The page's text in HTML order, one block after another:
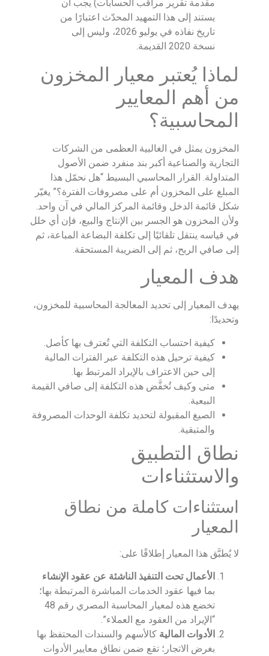
مقدمة تقرير مراقب الحسابات) يجب أن
يستند إلى هذا التمهيد المحدّث اعتبارًا من
تاريخ نفاذه في يوليو 2026، وليس إلى
نسخة 2020 القديمة.
لماذا يُعتبر معيار المخزون
من أهم المعايير
المحاسبية؟
المخزون يمثل في الغالبية العظمى من الشركات
التجارية والصناعية أكبر بند منفرد ضمن الأصول
المتداولة. القرار المحاسبي البسيط “هل نحمّل هذا
المبلغ على المخزون أم على مصروفات الفترة؟” يغيّر
شكل قائمة الدخل وقائمة المركز المالي في آن واحد.
ولأن المخزون هو الجسر بين الإنتاج والبيع، فإن أي خلل
في قياسه ينتقل تلقائيًا إلى تكلفة البضاعة المباعة، ثم
إلى صافي الربح، ثم إلى الضريبة المستحقة.
هدف المعيار
يهدف المعيار إلى تحديد المعالجة المحاسبية للمخزون،
وتحديدًا:
كيفية احتساب التكلفة التي تُعترف بها كأصل.
كيفية ترحيل هذه التكلفة عبر الفترات المالية
إلى حين الاعتراف بالإيراد المرتبط بها.
متى وكيف تُخفَّض هذه التكلفة إلى صافي القيمة
البيعية.
الصيغ المقبولة لتحديد تكلفة الوحدات المصروفة
والمتبقية.
نطاق التطبيق
والاستثناءات
استثناءات كاملة من نطاق
المعيار
لا يُطبَّق هذا المعيار إطلاقًا على:
الأعمال تحت التنفيذ الناشئة عن عقود الإنشاء
بما فيها عقود الخدمات المباشرة المرتبطة بها؛
تخضع هذه لمعيار المحاسبة المصري رقم 48
“الإيراد من العقود مع العملاء”.
الأدوات المالية كالأسهم والسندات المحتفظ بها
بغرض الاتجار؛ تقع ضمن نطاق معايير الأدوات